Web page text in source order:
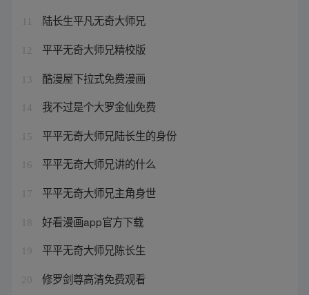
陆长生平凡无奇大师兄
12 平平无奇大师兄精校版
13 酷漫屋下拉式免费漫画
14 我不过是个大罗金仙免费
15 平平无奇大师兄陆长生的身份
16 平平无奇大师兄讲的什么
17 平平无奇大师兄主角身世
18 好看漫画app官方下载
19 平平无奇大师兄陈长生
20 修罗剑尊高清免费观看